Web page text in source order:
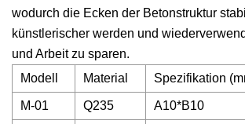
wodurch die Ecken der Betonstruktur
künstlerischer werden und
und Arbeit zu sparen.
Modell
Material Spezifikation
M-01 Q235 A10*B10